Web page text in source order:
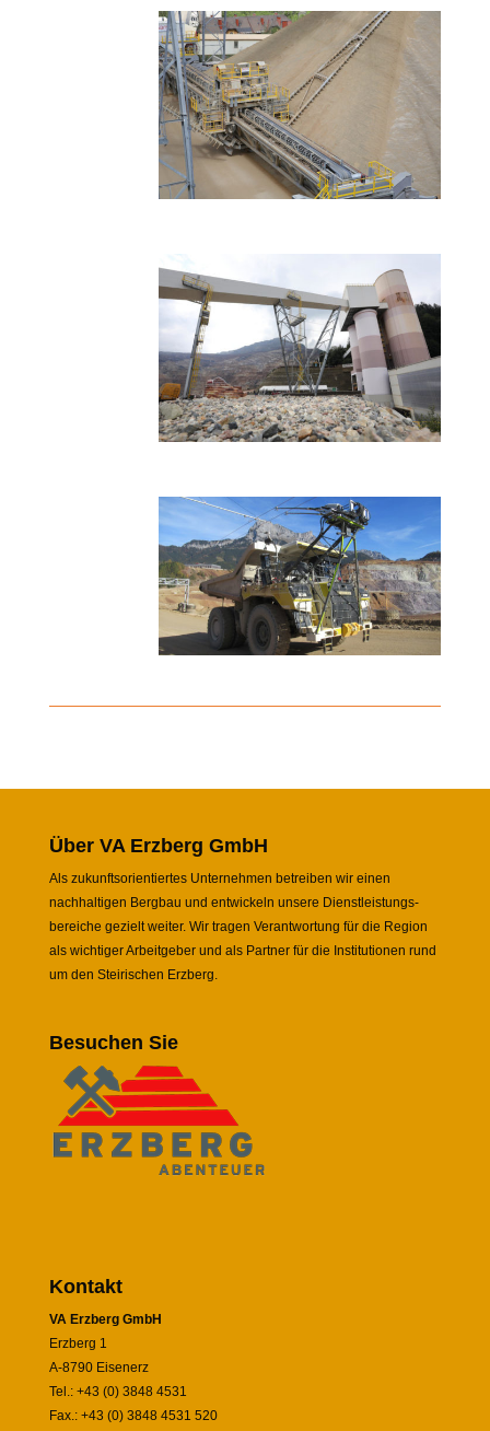
Über VA Erzberg GmbH
Als zukunftsorientiertes Unternehmen betreiben wir einen
nachhaltigen Bergbau und entwickeln unsere Dienstleistungs-
bereiche gezielt weiter. Wir tragen Verantwortung für die Region
als wichtiger Arbeitgeber und als Partner für die Institutionen rund
um den Steirischen Erzberg.
Besuchen Sie
Kontakt
VA Erzberg GmbH
Erzberg 1
A-8790 Eisenerz
Tel.: +43 (0) 3848 4531
Fax.: +43 (0) 3848 4531 520